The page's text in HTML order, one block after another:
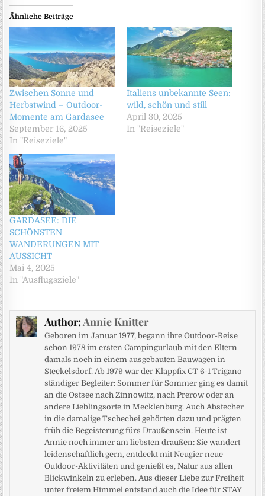
Ähnliche Beiträge
Zwischen Sonne und
Herbstwind – Outdoor-
Momente am Gardasee
September 16, 2025
In "Reiseziele"
Italiens unbekannte Seen:
wild, schön und still
April 30, 2025
In "Reiseziele"
GARDASEE: DIE
SCHÖNSTEN
WANDERUNGEN MIT
AUSSICHT
Mai 4, 2025
In "Ausflugsziele"
Author:Annie Knitter
Geboren im Januar 1977, begann ihre Outdoor-Reise
schon 1978 im ersten Campingurlaub mit den Eltern –
damals noch in einem ausgebauten Bauwagen in
Steckelsdorf. Ab 1979 war der Klappfix CT 6-1 Trigano
ständiger Begleiter: Sommer für Sommer ging es damit
an die Ostsee nach Zinnowitz, nach Prerow oder an
andere Lieblingsorte in Mecklenburg. Auch Abstecher
in die damalige Tschechei gehörten dazu und prägten
früh die Begeisterung fürs Draußensein. Heute ist
Annie noch immer am liebsten draußen: Sie wandert
leidenschaftlich gern, entdeckt mit Neugier neue
Outdoor-Aktivitäten und genießt es, Natur aus allen
Blickwinkeln zu erleben. Aus dieser Liebe zur Freiheit
unter freiem Himmel entstand auch die Idee für STAY